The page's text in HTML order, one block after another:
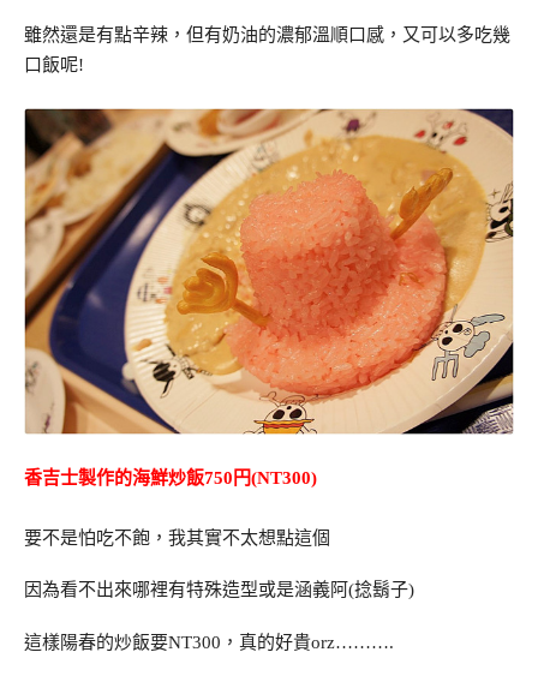
雖然還是有點辛辣，但有奶油的濃郁溫順口感，又可以多吃幾
口飯呢!
香吉士製作的海鮮炒飯750円(NT300)
要不是怕吃不飽，我其實不太想點這個
因為看不出來哪裡有特殊造型或是涵義阿(捻鬍子)
這樣陽春的炒飯要NT300，真的好貴orz……….